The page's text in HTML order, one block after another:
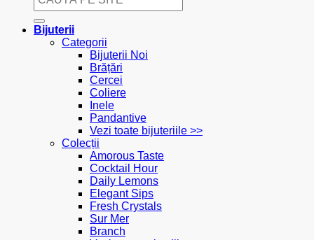
Bijuterii
Categorii
Bijuterii Noi
Brățări
Cercei
Coliere
Inele
Pandantive
Vezi toate bijuteriile >>
Colecții
Amorous Taste
Cocktail Hour
Daily Lemons
Elegant Sips
Fresh Crystals
Sur Mer
Branch